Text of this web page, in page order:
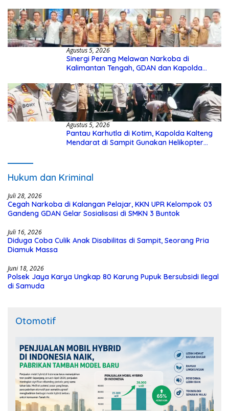
Agustus 5, 2026
Sinergi Perang Melawan Narkoba di
Kalimantan Tengah, GDAN dan Kapolda
Agustus 5, 2026
Pantau Karhutla di Kotim, Kapolda Kalteng
Mendarat di Sampit Gunakan Helikopter
Hukum dan Kriminal
Juli 28, 2026
Cegah Narkoba di Kalangan Pelajar, KKN UPR Kelompok 03
Gandeng GDAN Gelar Sosialisasi di SMKN 3 Buntok
Juli 16, 2026
Diduga Coba Culik Anak Disabilitas di Sampit, Seorang Pria
Diamuk Massa
Juni 18, 2026
Polsek Jaya Karya Ungkap 80 Karung Pupuk Bersubsidi Ilegal
di Samuda
Otomotif